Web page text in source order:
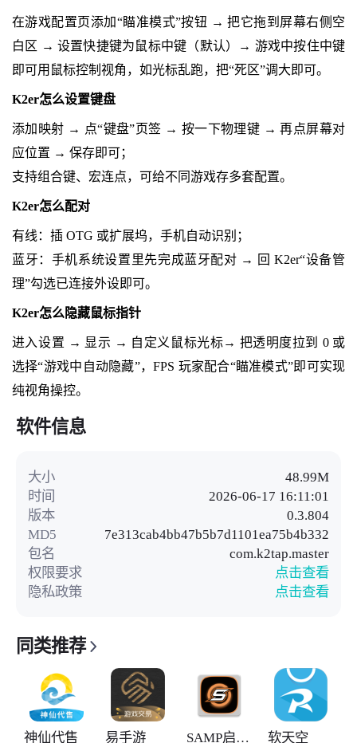
在游戏配置页添加“瞄准模式”按钮 → 把它拖到屏幕右侧空
白区 → 设置快捷键为鼠标中键（默认）→ 游戏中按住中键
即可用鼠标控制视角，如光标乱跑，把“死区”调大即可。
K2er怎么设置键盘
添加映射 → 点“键盘”页签 → 按一下物理键 → 再点屏幕对
应位置 → 保存即可；
支持组合键、宏连点，可给不同游戏存多套配置。
K2er怎么配对
有线：插 OTG 或扩展坞，手机自动识别；
蓝牙：手机系统设置里先完成蓝牙配对 → 回 K2er“设备管
理”勾选已连接外设即可。
K2er怎么隐藏鼠标指针
进入设置 → 显示 → 自定义鼠标光标→ 把透明度拉到 0 或
选择“游戏中自动隐藏”，FPS 玩家配合“瞄准模式”即可实现
纯视角操控。
软件信息
大小
48.99M
时间
2026-06-17 16:11:01
版本
0.3.804
MD5
7e313cab4bb47b5b7d1101ea75b4b332
包名
com.k2tap.master
权限要求
点击查看
隐私政策
点击查看
同类推荐
神仙代售 易手游 SAMP启动器 软天空